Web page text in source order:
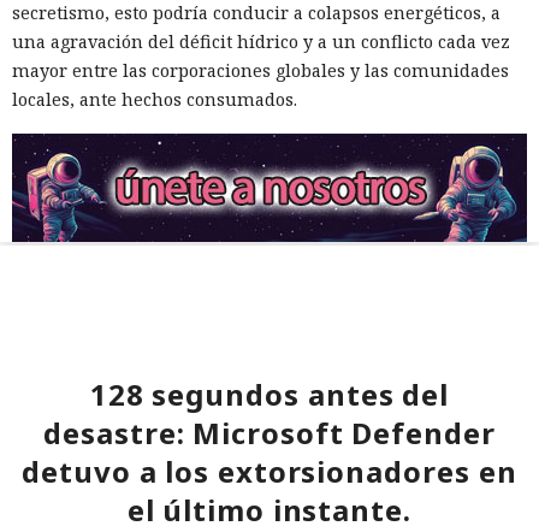
secretismo, esto podría conducir a colapsos energéticos, a
una agravación del déficit hídrico y a un conflicto cada vez
mayor entre las corporaciones globales y las comunidades
locales, ante hechos consumados.
128 segundos antes del
desastre: Microsoft Defender
detuvo a los extorsionadores en
el último instante.